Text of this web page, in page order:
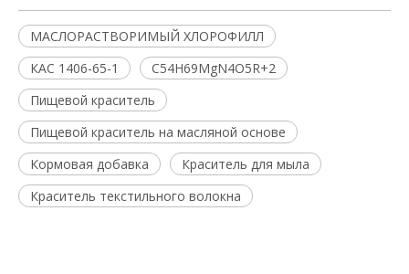
МАСЛОРАСТВОРИМЫЙ ХЛОРОФИЛЛ
КАС 1406-65-1
C54H69MgN4O5R+2
Пищевой краситель
Пищевой краситель на масляной основе
Кормовая добавка
Краситель для мыла
Краситель текстильного волокна